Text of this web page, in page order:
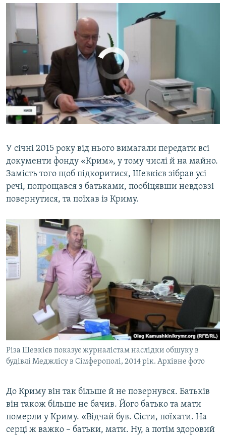
No media source currently available
У січні 2015 року від нього вимагали передати всі
документи фонду «Крим», у тому числі й на майно.
Замість того щоб підкоритися, Шевкієв зібрав усі
речі, попрощався з батьками, пообіцявши невдовзі
повернутися, та поїхав із Криму.
Різа Шевкієв показує журналістам наслідки обшуку в
будівлі Меджлісу в Сімферополі, 2014 рік. Архівне фото
До Криму він так більше й не повернувся. Батьків
він також більше не бачив. Його батько та мати
померли у Криму. «Відчай був. Сісти, поїхати. На
серці ж важко – батьки, мати. Ну, а потім здоровий